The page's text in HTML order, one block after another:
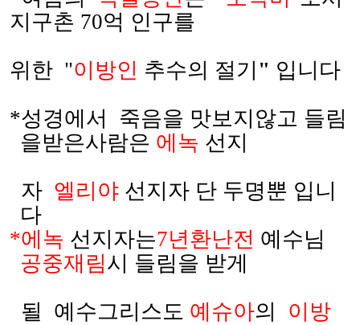
지구촌 70억 인구를
위 한 "이방인 추수의 절기 " 입니다
*성경에서
죽음을 맛보지않고 들림
을받은사람은 에녹 선지
자 엘리야 선지자 단 두명뿐 입니
다
*에녹 선지자는7년환난전 예수님
공중재림시 들림을 받게
될
예수그리스도 예슈아의
이방